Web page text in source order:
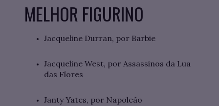
MELHOR FIGURINO
Jacqueline Durran, por Barbie
Jacqueline West, por Assassinos da Lua
das Flores
Janty Yates, por Napoleão